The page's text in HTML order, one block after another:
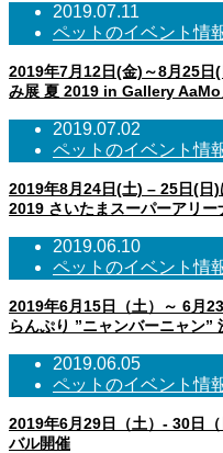
2019.07.11
ペットのイベント情
2019年7月12日(金)～8月25日
み展 夏 2019 in Gallery AaMo
2019.07.02
ペットのイベント情
2019年8月24日(土) – 25日(日
2019 さいたまスーパーアリー
2019.06.10
ペットのイベント情
2019年6月15日（土）～ 6月
らんぷり ”ニャンバーニャン”
2019.06.05
ペットのイベント情
2019年6月29日（土）- 30日
バル開催